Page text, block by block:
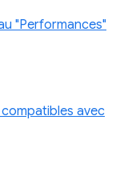
"Performances"
avec